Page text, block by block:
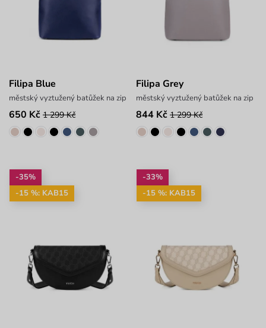
Filipa Blue
městský vyztužený batůžek na zip
650 Kč 1 299 Kč
Filipa Grey
městský vyztužený batůžek na zip
844 Kč 1 299 Kč
-35%
-15 %: KAB15
-33%
-15 %: KAB15